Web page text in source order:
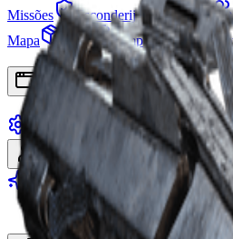
Missões
Esconderijo Projetos
Mapa
Itens Temporadas
Configurações
Entrar Cadastrar-se
Seja Premium
Procurando Grupo